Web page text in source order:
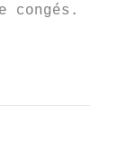
congés.